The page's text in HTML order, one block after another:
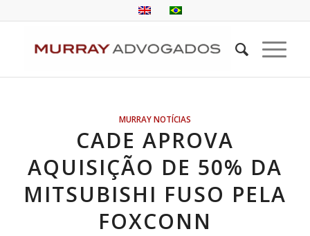
MURRAY NOTÍCIAS
CADE APROVA
AQUISIÇÃO DE 50% DA
MITSUBISHI FUSO PELA
FOXCONN